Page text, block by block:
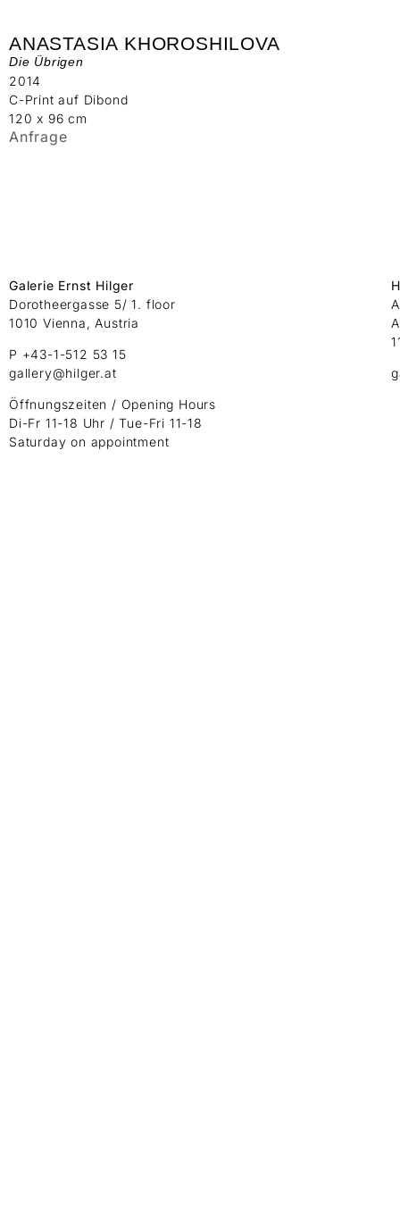
ANASTASIA KHOROSHILOVA
Die Übrigen
2014
C-Print auf Dibond
120 x 96 cm
Anfrage
Galerie Ernst Hilger
Dorotheergasse 5/ 1. floor
1010 Vienna, Austria
P +43-1-512 53 15
gallery@hilger.at
Öffnungszeiten / Opening Hours
Di-Fr 11-18 Uhr / Tue-Fri 11-18
Saturday on appointment